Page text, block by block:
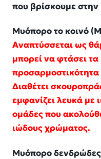
που βρίσκουμε
Μυόπορο το κοινό
Αναπτύσσεται ως
μπορεί να φτάσει
Διαθέτει
εμφανίζει λευκά με
ομάδες που
ιώδους χρώματος.
Mυόπορο